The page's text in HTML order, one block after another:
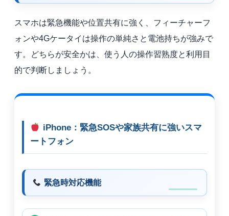
スマホは緊急機能や位置共有に強く、フィーチャーフ
ォンや4Gケータイは操作の単純さと電池持ちが強みで
す。どちらが安全かは、使う人の操作習熟度と利用目
的で判断しましょう。
iPhone：緊急SOSや家族共有に強いスマ
ートフォン
緊急時対応機能